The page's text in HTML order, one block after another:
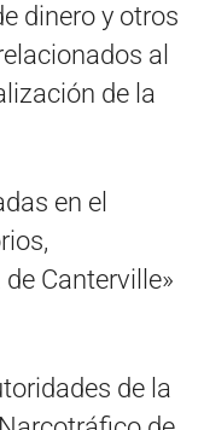
dinero y otros
al
de la
en el
Canterville»
de la